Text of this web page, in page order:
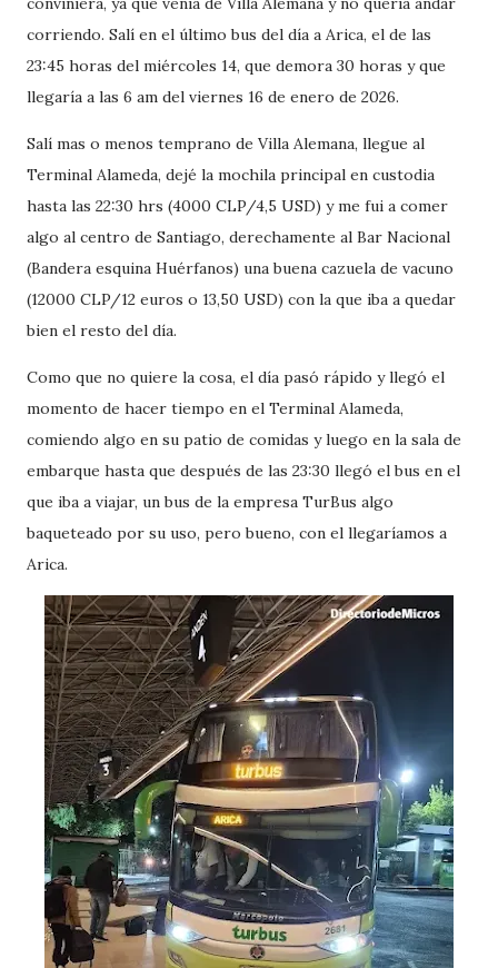
corriendo. Salí en el último bus del día a Arica, el de las
23:45 horas del miércoles 14, que demora 30 horas y que
llegaría a las 6 am del viernes 16 de enero de 2026.
Salí mas o menos temprano de Villa Alemana, llegue al
Terminal Alameda, dejé la mochila principal en custodia
hasta las 22:30 hrs (4000 CLP/4,5 USD) y me fui a comer
algo al centro de Santiago, derechamente al Bar Nacional
(Bandera esquina Huérfanos) una buena cazuela de vacuno
(12000 CLP/12 euros o 13,50 USD) con la que iba a quedar
bien el resto del día.
Como que no quiere la cosa, el día pasó rápido y llegó el
momento de hacer tiempo en el Terminal Alameda,
comiendo algo en su patio de comidas y luego en la sala de
embarque hasta que después de las 23:30 llegó el bus en el
que iba a viajar, un bus de la empresa TurBus algo
baqueteado por su uso, pero bueno, con el llegaríamos a
Arica.